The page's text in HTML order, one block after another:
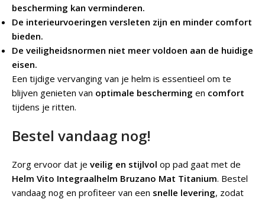
bescherming kan verminderen.
De interieurvoeringen versleten zijn en minder comfort
bieden.
De veiligheidsnormen niet meer voldoen aan de huidige
eisen.
Een tijdige vervanging van je helm is essentieel om te
blijven genieten van optimale bescherming en comfort
tijdens je ritten.
Bestel vandaag nog!
Zorg ervoor dat je veilig en stijlvol op pad gaat met de
Helm Vito Integraalhelm Bruzano Mat Titanium. Bestel
vandaag nog en profiteer van een snelle levering, zodat